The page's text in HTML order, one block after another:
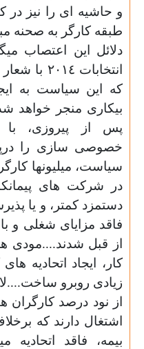
و حاشيه اى را نيز
طبقه كارگر به صحنه
دلائل اين اعتصاب
انتخابات
كه اين سياست به
بيكارى منجر خواهد
پس از پيروزى،
خصوصى سازى را
سياست، ميليونها
در شركت هاى
دستمزد كمتر، و يا
فاقد مزاياى شغلى و
از قبل شدند....مودى
كار، ايجاد اتحاديه
زيادى روبرو ساخت
از نود درصد
اشتغال دارند كه
بيمه، فاقد اتحاديه